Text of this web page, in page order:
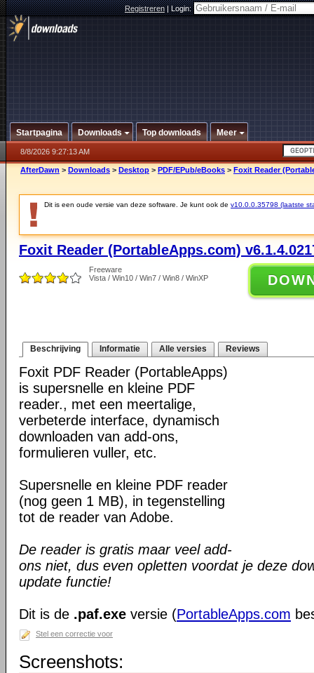
Registreren|Login:
Startpagina Downloads Top downloads Meer
8/8/2026 9:27:13 AM
AfterDawn > Downloads > Desktop > PDF/EPub/eBooks > Foxit Reader
Dit is een oude versie van deze software. Je kunt ook de v10.0.0.35798 (laatste
Foxit Reader (PortableApps.com)
Freeware
Vista / Win10 / Win7 / Win8 / WinXP
Beschrijving Informatie Alle versies Reviews
Foxit PDF Reader (PortableApps)
is supersnelle en kleine PDF
reader., met een meertalige,
verbeterde interface, dynamisch
downloaden van add-ons,
formulieren vuller, etc.
Supersnelle en kleine PDF reader
(nog geen 1 MB), in tegenstelling
tot de reader van Adobe.
De reader is gratis maar veel add-
ons niet, dus even opletten voordat je deze
update functie!
Dit is de .paf.exe versie (PortableApps.com
Stel een correctie voor
Screenshots: